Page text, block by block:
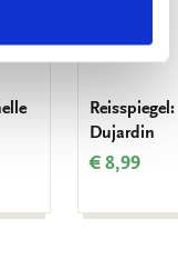
Dujardin
€ 8,99